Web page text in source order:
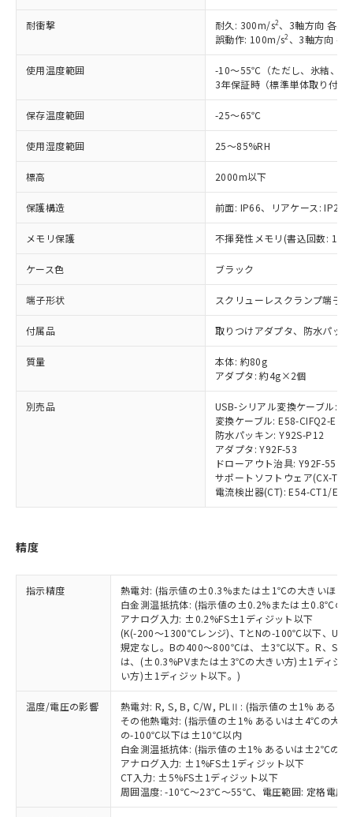
耐衝撃 耐久: 300m/s2、3軸方向 各3回
誤動作: 100m/s2 、3軸方向 各
使用温度範囲
-10～55℃（ただし、氷結、結
3年保証時（標準単体取り付
保存温度範囲 -25～65℃
使用湿度範囲 25～85%RH
標高 2000m以下
保護構造 前面: IP66、リアケース: IP20
メモリ保護 不揮発性メモリ(書込回数: 100
ケース色 ブラック
端子形状 スクリューレスクランプ端子台
付属品 取りつけアダプタ、防水パッ
質量
本体: 約80g
アダプタ: 約4g×2個
別売品
USB-シリアル変換ケーブル:
変換ケーブル: E58-CIFQ2-E
防水パッキン: Y92S-P12
アダプタ: Y92F-53
ドローアウト治具: Y92F-55
サポートソフトウェア(CX-
電流検出器(CT): E54-CT1/
精度
指示精度
熱電対: (指示値の±0.3%または±1℃の大きいほう
白金測温抵抗体: (指示値の±0.2%または±0.8℃の
アナログ入力: ±0.2%FS±1ディジット以下
(K(-200～1300℃レンジ)、TとNの-100℃以下、U
規定なし。Bの400～800℃は、±3℃以下。R、S
は、(±0.3%PVまたは±3℃の大きい方)±1ディジ
い方)±1ディジット以下。)
温度/電圧の影響
熱電対: R, S, B, C/W, PLⅡ: (指示値の±1% ある
その他熱電対: (指示値の±1% あるいは±4℃の大き
の-100℃以下は±10℃以内
白金測温抵抗体: (指示値の±1% あるいは±2℃の大
アナログ入力: ±1%FS±1ディジット以下
CT入力: ±5%FS±1ディジット以下
周囲温度: -10℃～23℃～55℃、電圧範囲: 定格電圧
以下の条件をお読みいただき、同意のうえ
本サービスは、当社制御機器事業取扱
商品の当社在庫状況および標準価格
当社制御機器事業取扱商品の中には、
本サービスの対象外となる商品もある
ことをご了承ください。
在庫状況および標準価格照会結果は、
記載している更新日時点での社内デー
タに基づき作成されるものであり、閲
覧された時点での実際の在庫および標
準価格とは異なる場合があることをご
正式な納期状況および標準価格はお客
様のお取引先、またはお客様担当のオ
ムロン制御機器販売店・当社販売員に
オムロン制御機器販売店や当社販売拠
販売ネットワーク
」をご確認
在庫状況および標準価格結果を当社の
事前の承諾なく第三者に漏洩または開
示しないようお願いします。
マイパーツ機能（部品リスト作成サー
お客様が当ウェブサイト上で当社にご
登録された部品リストについて、当社
および当社の共同利用者が、当社の製
品・サービスに関するお客様との取
引・商談に必要な範囲で利用すること
をご了承ください。
※当社の共同利用者とは、 "個人情報
の共同利用に関して"
の「1.共同利
用者の範囲」に記載されている法人を
指します。
対応予定：EU RoHS指令（10物質）の非含
有に対応した製品に切り替える予定のある
対応予定なし：EU RoHS指令（10物質）の
非含有に非対応の商品で、対応品を出す予
調査・確認中：EU RoHS指令（10物質）の
非含有の対応状況を調査中または確認中の
商品です。
非該当品：ライセンス料など無形物で、有
害物質有無と関係のない商品です。
いたものが、含有品と判明した場合などや
むを得ず変更することがあります。
鉛(Pb) 1000ppm以下、 水銀(Hg) 1000ppm以下、 カド
六価クロム(Cr(Ⅵ)) 1000ppm以下、ポリ臭化ビフェニル
類(PBB) 1000ppm以下、ポリ臭化ジフェニルエーテル類
(PBDE) 1000ppm以下、フタル酸ビス(2-エチルヘキシ
ル) (DEHP)(別名：DOP) 1000ppm以下、フタル酸ブチ
ルベンジル（BBP） 1000ppm以下、フタル酸ジブチル
（DBP） 1000ppm以下、フタル酸ジイソブチル
但し、RoHS指令で産業用監視および制御機器に対する
フタル酸エステル類の４物質については閾値を超える意
図的な使用がないことを確認しています。
部品在庫の切り替え状況などにより、予定
※3 非含有証明書ダウンロード
下記の非含有証明書をダウンロードするこ
とができます。
EU RoHS指令（10物質）の非含有証明書
51物質の非含有証明書（当社基準）
るもので、過去に遡って非含有を証明する
ものではありません。
また、RoHS指令のフタル酸エステル類４
物質の対応では、対応完了までの期間は出
荷製品に未対応品が混在することから備考
欄に対応日を記載しておりました。
「○」：最大均質材料含有率が中国RoHSの
基準値以下であることを示します。
「×」：最大均質材料含有率が中国RoHSの
基準値を超えていることを示します。
い合わせください。
ム) : 100ppm、
Cr(Ⅵ)(六価クロム) : 1000ppm、 PBBs(ポリ臭化ビフェ
ニル類) : 1000ppm、 PBDEs(ポリ臭化ジフェニルエーテ
DBP(フタル酸ジブチル) : 1000ppm、 DIBP(フタル酸ジ
イソブチル) : 1000ppm、 BBP(フタル酸ブチルベンジ
「ｅ」：有害物質（10物質）のすべてが基
準値以下であることを示します。
「10」：通常の使用状況下において有害物
為替および外国貿易法に定める商品
（以下｢規制貨物等」という）を輸出
または国外への提供する場合は、日本
国政府の輸出許可(または役務取引許
可)を取得するなどの必要な手続きを
当社は規制貨物を破棄する場合は、完
全に破砕するなど、違法に輸出されな
いよう必要な手段を講じます。
当社は貴社製品を、核兵器、ミサイ
ル、化学兵器、生物兵器またはその他
武器並びにこれらの製造装置等に一切
当社は、貴社製品を第三者に販売する
場合は、上記1、2および3の内容を当
該第三者に通知します。また当社は、
販売先および販売に係わる関係者が違
合意する キャンセル
一定数以上の在庫あり
一定数には満たないが在庫あり
在庫なし(最新の在庫状況につ
いては、お客様のお取引先、ま
たはお客様担当のオムロン制御
機器販売店・当社販売員にご確
空
受注生産機種、また在庫状況の